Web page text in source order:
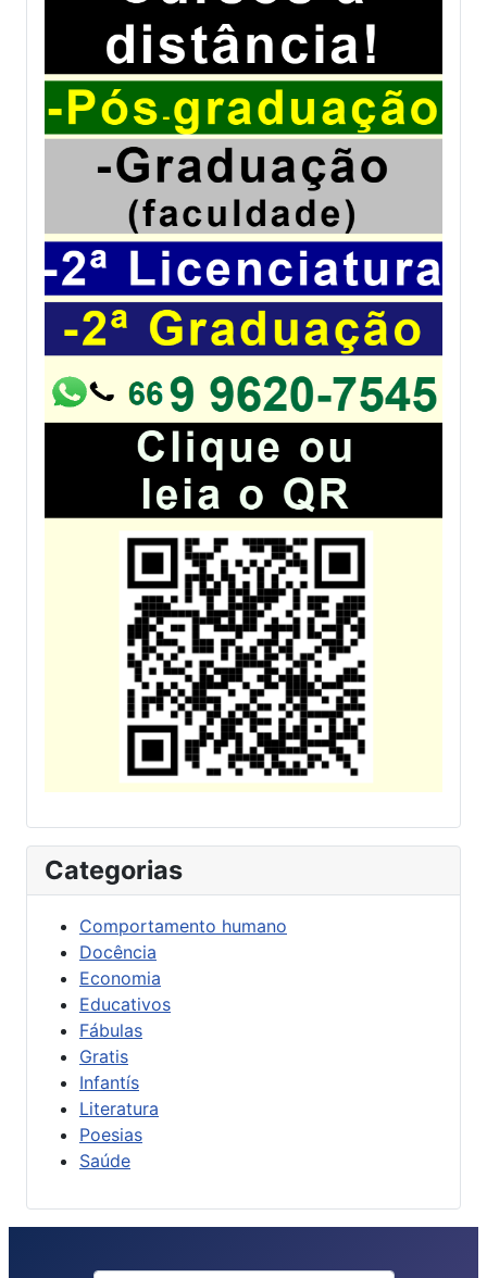
Categorias
Comportamento humano
Docência
Economia
Educativos
Fábulas
Gratis
Infantís
Literatura
Poesias
Saúde